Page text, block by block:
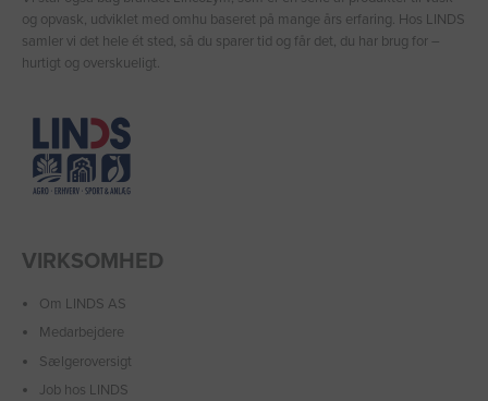
og opvask, udviklet med omhu baseret på mange års erfaring. Hos LINDS
samler vi det hele ét sted, så du sparer tid og får det, du har brug for –
hurtigt og overskueligt.
VIRKSOMHED
Om LINDS AS
Medarbejdere
Sælgeroversigt
Job hos LINDS